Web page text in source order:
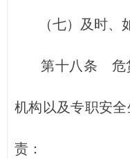
（七）及时、如
第十八条 危货
机构以及专职安
责：